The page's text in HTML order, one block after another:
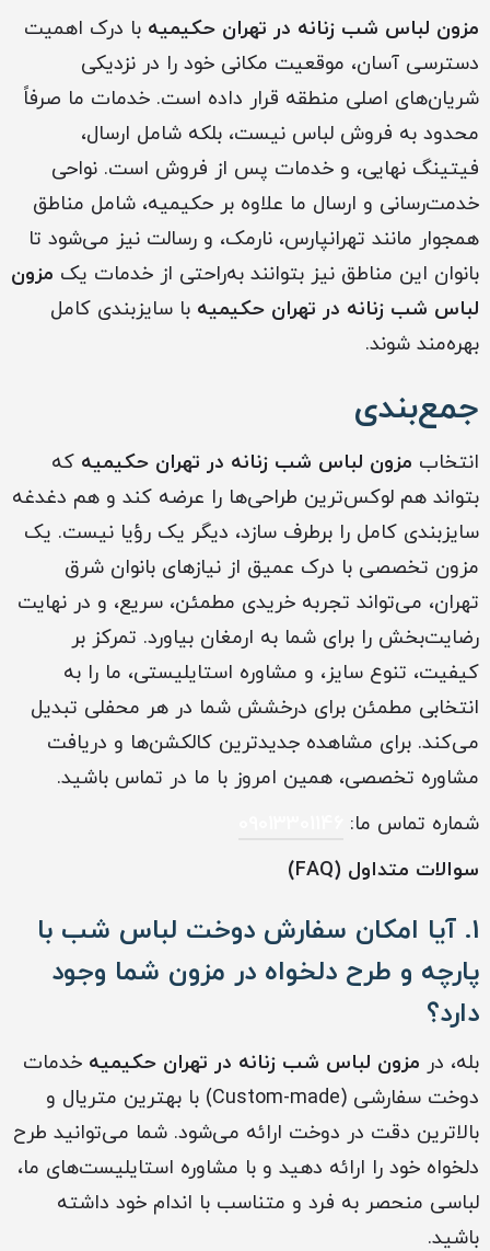
مزون لباس شب زنانه در تهران حکیمیه با درک اهمیت
دسترسی آسان، موقعیت مکانی خود را در نزدیکی
شریان‌های اصلی منطقه قرار داده است. خدمات ما صرفاً
محدود به فروش لباس نیست، بلکه شامل ارسال،
فیتینگ نهایی، و خدمات پس از فروش است. نواحی
خدمت‌رسانی و ارسال ما علاوه بر حکیمیه، شامل مناطق
همجوار مانند تهرانپارس، نارمک، و رسالت نیز می‌شود تا
بانوان این مناطق نیز بتوانند به‌راحتی از خدمات یک مزون
لباس شب زنانه در تهران حکیمیه با سایزبندی کامل
بهره‌مند شوند.
جمع‌بندی
انتخاب مزون لباس شب زنانه در تهران حکیمیه که
بتواند هم لوکس‌ترین طراحی‌ها را عرضه کند و هم دغدغه
سایزبندی کامل را برطرف سازد، دیگر یک رؤیا نیست. یک
مزون تخصصی با درک عمیق از نیازهای بانوان شرق
تهران، می‌تواند تجربه خریدی مطمئن، سریع، و در نهایت
رضایت‌بخش را برای شما به ارمغان بیاورد. تمرکز بر
کیفیت، تنوع سایز، و مشاوره استایلیستی، ما را به
انتخابی مطمئن برای درخشش شما در هر محفلی تبدیل
می‌کند. برای مشاهده جدیدترین کالکشن‌ها و دریافت
مشاوره تخصصی، همین امروز با ما در تماس باشید.
شماره تماس ما:
سوالات متداول (FAQ)
1. آیا امکان سفارش دوخت لباس شب با
پارچه و طرح دلخواه در مزون شما وجود
دارد؟
بله، در مزون لباس شب زنانه در تهران حکیمیه خدمات
دوخت سفارشی (Custom-made) با بهترین متریال و
بالاترین دقت در دوخت ارائه می‌شود. شما می‌توانید طرح
دلخواه خود را ارائه دهید و با مشاوره استایلیست‌های ما،
لباسی منحصر به فرد و متناسب با اندام خود داشته
باشید.